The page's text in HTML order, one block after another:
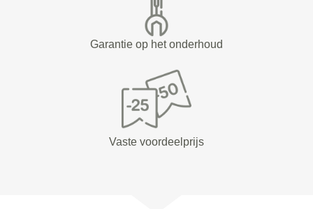
Garantie op het onderhoud
Vaste voordeelprijs